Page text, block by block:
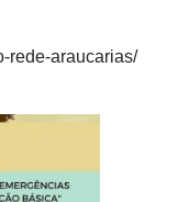
rede-araucarias/